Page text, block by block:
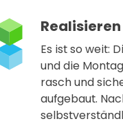
Realisieren
Es ist so weit:
und die
rasch und
aufgebaut.